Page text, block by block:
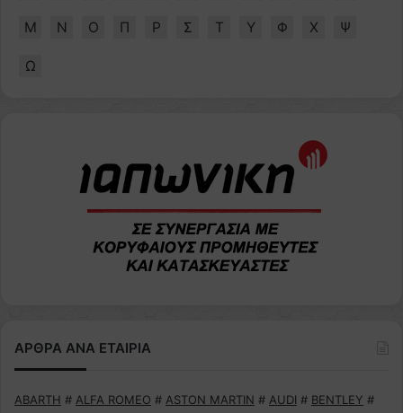
Μ Ν Ο Π Ρ Σ Τ Υ Φ Χ Ψ
Ω
ΑΡΘΡΑ ΑΝΑ ΕΤΑΙΡΙΑ
ABARTH # ALFA ROMEO # ASTON MARTIN # AUDI # BENTLEY #